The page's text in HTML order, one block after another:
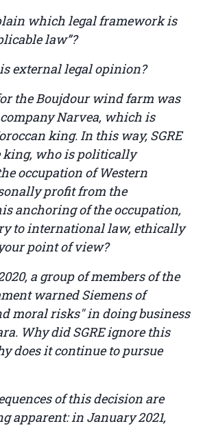
which legal framework is
law”?
external legal opinion?
the Boujdour wind farm was
Narvea, which is
king. In this way, SGRE
king, who is politically
occupation of Western
profit from the
anchoring of the occupation,
to international law, ethically
point of view?
a group of members of the
warned Siemens of
moral risks" in doing business
Why did SGRE ignore this
does it continue to pursue
of this decision are
apparent: in January 2021,